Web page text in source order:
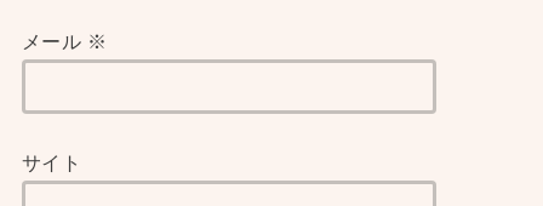
メール ※
サイト